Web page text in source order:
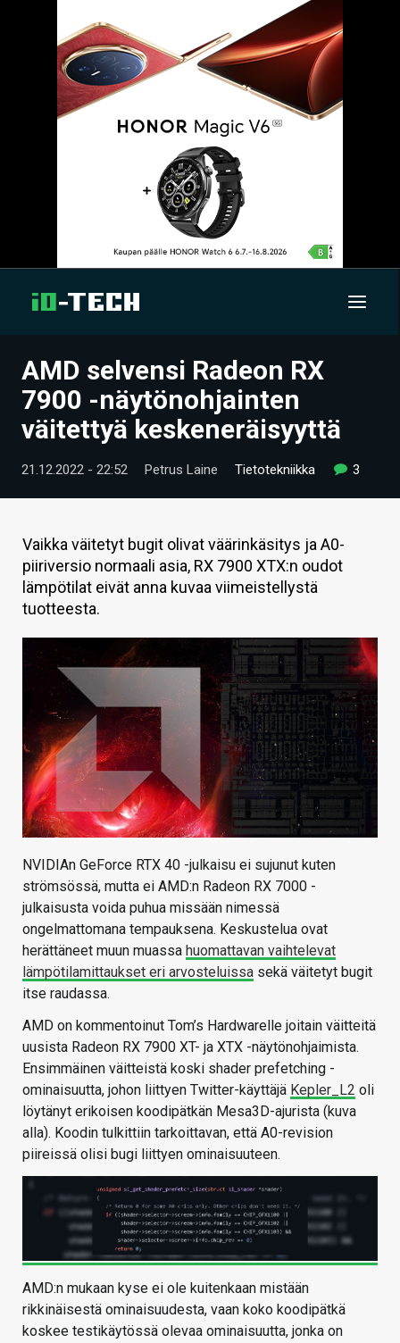
UUTISET
ARTIKKELIT
VIDEOT
TECHBBS
TIETOA
HINTA.FI
KAUPPA
VAIHDA TEEMA
HAKU
AMD selvensi Radeon RX
7900 -näytönohjainten
väitettyä keskeneräisyyttä
21.12.2022 - 22:52 Petrus Laine Tietotekniikka 3
Vaikka väitetyt bugit olivat väärinkäsitys ja A0-
piiriversio normaali asia, RX 7900 XTX:n oudot
lämpötilat eivät anna kuvaa viimeistellystä
tuotteesta.
NVIDIAn GeForce RTX 40 -julkaisu ei sujunut kuten
strömsössä, mutta ei AMD:n Radeon RX 7000 -
julkaisusta voida puhua missään nimessä
ongelmattomana tempauksena. Keskustelua ovat
herättäneet muun muassa huomattavan vaihtelevat
lämpötilamittaukset eri arvosteluissa sekä väitetyt bugit
itse raudassa.
AMD on kommentoinut Tom’s Hardwarelle joitain väitteitä
uusista Radeon RX 7900 XT- ja XTX -näytönohjaimista.
Ensimmäinen väitteistä koski shader prefetching -
ominaisuutta, johon liittyen Twitter-käyttäjä Kepler_L2 oli
löytänyt erikoisen koodipätkän Mesa3D-ajurista (kuva
alla). Koodin tulkittiin tarkoittavan, että A0-revision
piireissä olisi bugi liittyen ominaisuuteen.
AMD:n mukaan kyse ei ole kuitenkaan mistään
rikkinäisestä ominaisuudesta, vaan koko koodipätkä
koskee testikäytössä olevaa ominaisuutta, jonka on